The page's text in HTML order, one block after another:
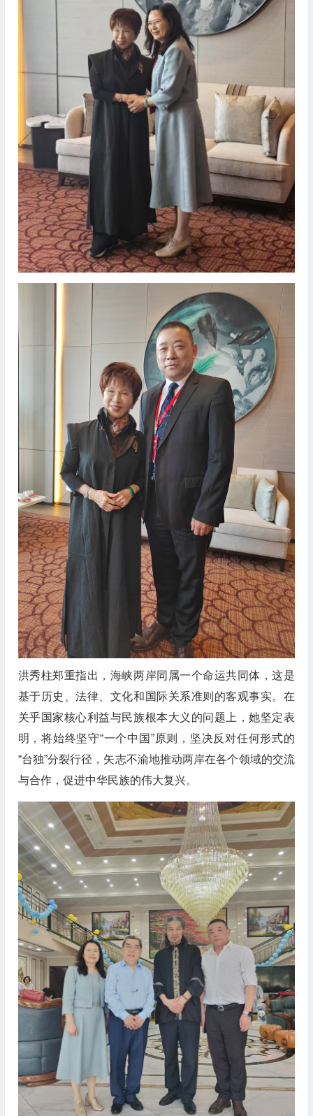
洪秀柱郑重指出，海峡两岸同属一个命运共同体，这是
基于历史、法律、文化和国际关系准则的客观事实。在
关乎国家核心利益与民族根本大义的问题上，她坚定表
明，将始终坚守“一个中国”原则，坚决反对任何形式的
“台独”分裂行径，矢志不渝地推动两岸在各个领域的交流
与合作，促进中华民族的伟大复兴。